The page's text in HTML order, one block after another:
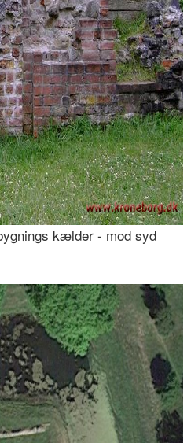
kælder - mod syd